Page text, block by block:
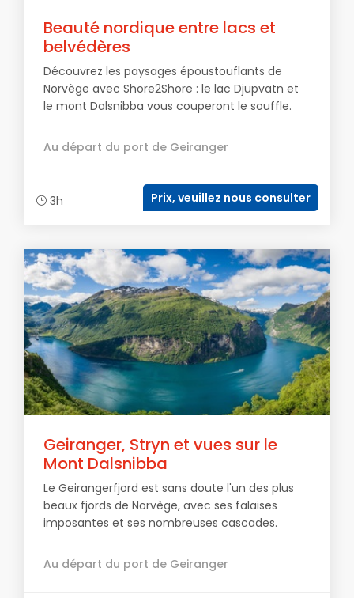
Beauté nordique entre lacs et
belvédères
Découvrez les paysages époustouflants de
Norvège avec Shore2Shore : le lac Djupvatn et
le mont Dalsnibba vous couperont le souffle.
Au départ du port de Geiranger
3h Prix, veuillez nous consulter
Geiranger, Stryn et vues sur le
Mont Dalsnibba
Le Geirangerfjord est sans doute l'un des plus
beaux fjords de Norvège, avec ses falaises
imposantes et ses nombreuses cascades.
Au départ du port de Geiranger